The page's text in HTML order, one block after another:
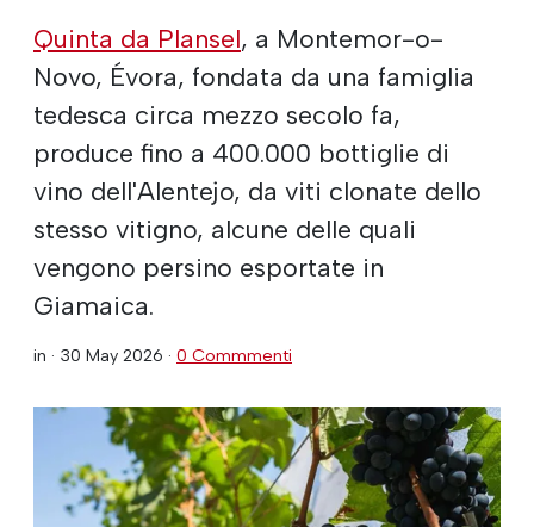
Quinta da Plansel, a Montemor-o-
Novo, Évora, fondata da una famiglia
tedesca circa mezzo secolo fa,
produce fino a 400.000 bottiglie di
vino dell'Alentejo, da viti clonate dello
stesso vitigno, alcune delle quali
vengono persino esportate in
Giamaica.
in · 30 May 2026 · 0 Commmenti